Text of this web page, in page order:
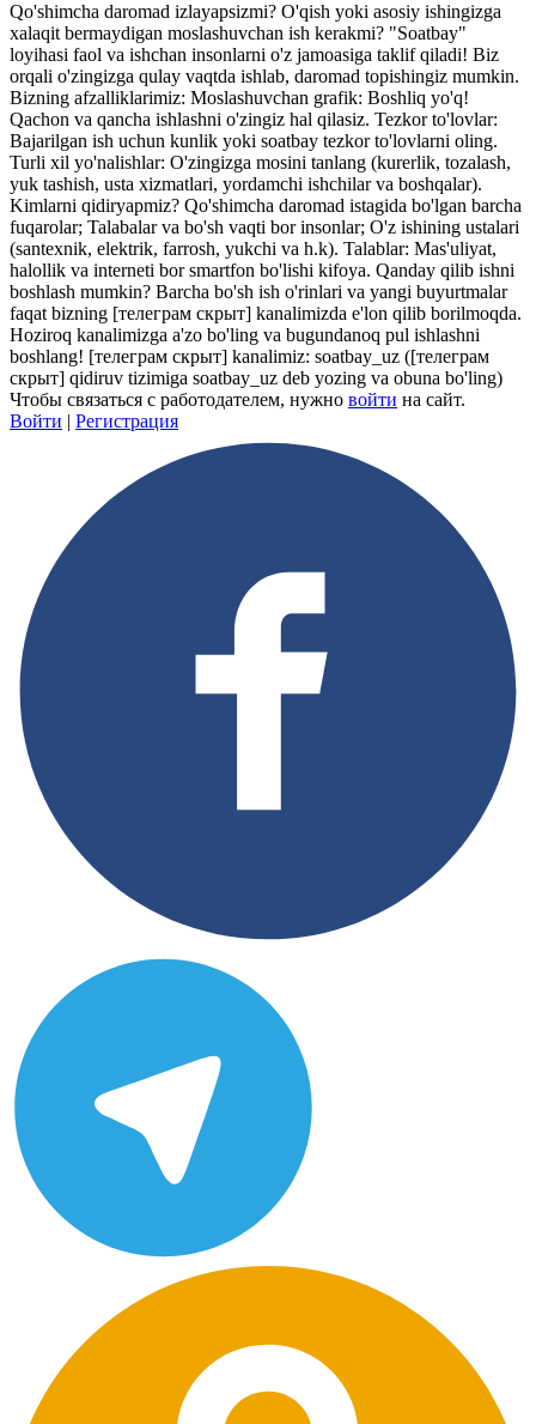
Qo'shimcha daromad izlayapsizmi? O'qish yoki asosiy ishingizga
xalaqit bermaydigan moslashuvchan ish kerakmi? "Soatbay"
loyihasi faol va ishchan insonlarni o'z jamoasiga taklif qiladi! Biz
orqali o'zingizga qulay vaqtda ishlab, daromad topishingiz mumkin.
Bizning afzalliklarimiz: Moslashuvchan grafik: Boshliq yo'q!
Qachon va qancha ishlashni o'zingiz hal qilasiz. Tezkor to'lovlar:
Bajarilgan ish uchun kunlik yoki soatbay tezkor to'lovlarni oling.
Turli xil yo'nalishlar: O'zingizga mosini tanlang (kurerlik, tozalash,
yuk tashish, usta xizmatlari, yordamchi ishchilar va boshqalar).
Kimlarni qidiryapmiz? Qo'shimcha daromad istagida bo'lgan barcha
fuqarolar; Talabalar va bo'sh vaqti bor insonlar; O'z ishining ustalari
(santexnik, elektrik, farrosh, yukchi va h.k). Talablar: Mas'uliyat,
halollik va interneti bor smartfon bo'lishi kifoya. Qanday qilib ishni
boshlash mumkin? Barcha bo'sh ish o'rinlari va yangi buyurtmalar
faqat bizning [телеграм скрыт] kanalimizda e'lon qilib borilmoqda.
Hoziroq kanalimizga a'zo bo'ling va bugundanoq pul ishlashni
boshlang! [телеграм скрыт] kanalimiz: soatbay_uz ([телеграм
скрыт] qidiruv tizimiga soatbay_uz deb yozing va obuna bo'ling)
Чтобы связаться с работодателем, нужно войти на сайт.
Войти | Регистрация